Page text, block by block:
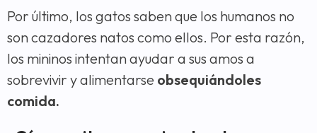
Por último, los gatos saben que los humanos no
son cazadores natos como ellos. Por esta razón,
los mininos intentan ayudar a sus amos a
sobrevivir y alimentarse obsequiándoles
comida.